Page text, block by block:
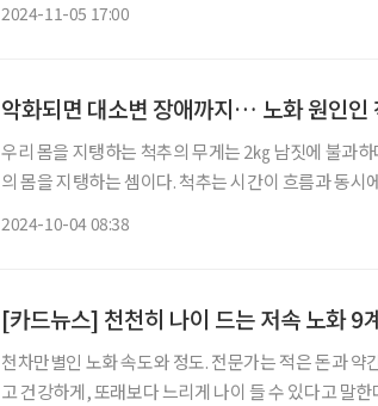
2024-11-05 17:00
악화되면 대소변 장애까지… 노화 원인인
우리 몸을 지탱하는 척추의 무게는 2㎏ 남짓에 불과
의 몸을 지탱하는 셈이다. 척추는 시간이 흐름과 동시
2024-10-04 08:38
[카드뉴스] 천천히 나이 드는 저속 노화 9
천차만별인 노화 속도와 정도. 전문가는 적은 돈과
고 건강하게, 또래보다 느리게 나이 들 수 있다고 말한